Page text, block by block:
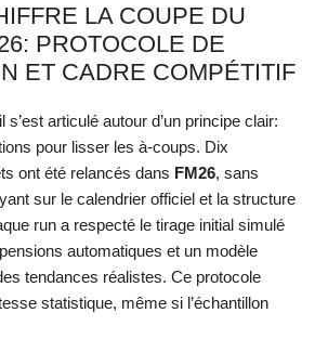
LA COUPE DU
PROTOCOLE DE
ET CADRE COMPÉTITIF
s’est articulé autour d’un principe clair:
pour lisser les à-coups. Dix
ont été relancés dans FM26, sans
sur le calendrier officiel et la structure
run a respecté le tirage initial simulé
automatiques et un modèle
tendances réalistes. Ce protocole
statistique, même si l’échantillon